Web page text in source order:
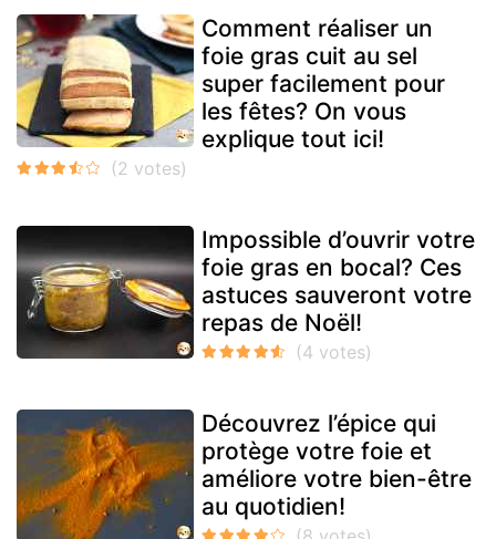
Comment réaliser un
foie gras cuit au sel
super facilement pour
les fêtes? On vous
explique tout ici!
Impossible d’ouvrir votre
foie gras en bocal? Ces
astuces sauveront votre
repas de Noël!
Découvrez l’épice qui
protège votre foie et
améliore votre bien-être
au quotidien!